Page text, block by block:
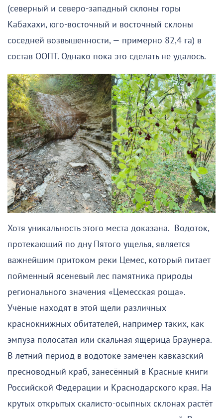
(северный и северо-западный склоны горы
Кабахахи, юго-восточный и восточный склоны
соседней возвышенности, — примерно 82,4 га) в
состав ООПТ. Однако пока это сделать не удалось.
Хотя уникальность этого места доказана. Водоток,
протекающий по дну Пятого ущелья, является
важнейшим притоком реки Цемес, который питает
пойменный ясеневый лес памятника природы
регионального значения «Цемесская роща».
Учёные находят в этой щели различных
краснокнижных обитателей, например таких, как
эмпуза полосатая или скальная ящерица Браунера.
В летний период в водотоке замечен кавказский
пресноводный краб, занесённый в Красные книги
Российской Федерации и Краснодарского края. На
крутых открытых скалисто-осыпных склонах растёт